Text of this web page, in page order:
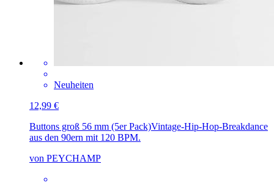
Neuheiten
12,99 €
Buttons groß 56 mm (5er Pack)Vintage-Hip-Hop-Breakdance
aus den 90ern mit 120 BPM.
von PEYCHAMP